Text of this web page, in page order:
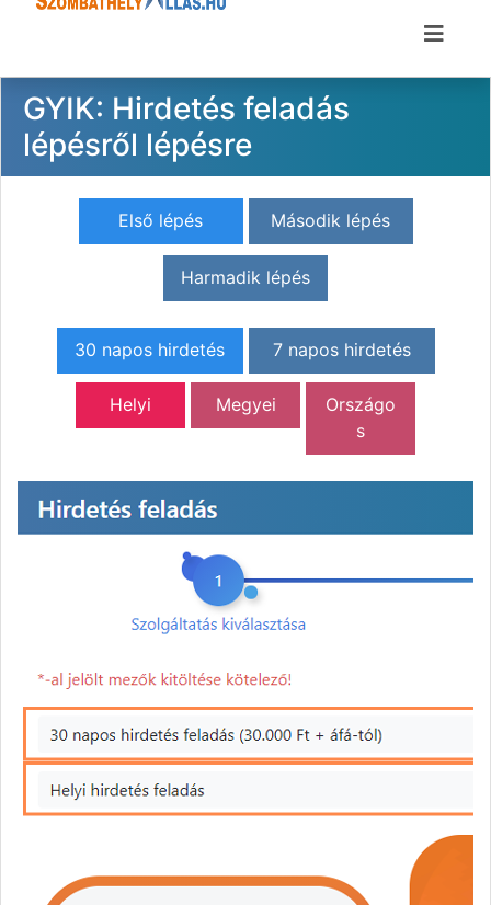
GYIK: Hirdetés feladás
lépésről lépésre
Első lépés Második lépés
Harmadik lépés
30 napos hirdetés 7 napos hirdetés
Helyi Megyei
Országo
s